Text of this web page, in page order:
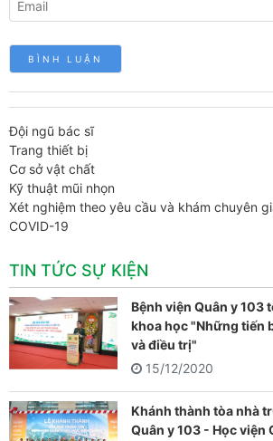
Đội ngũ bác sĩ
Trang thiết bị
Cơ sở vật chất
Kỹ thuật mũi nhọn
Xét nghiệm theo yêu cầu và khám chuyên
COVID-19
TIN TỨC SỰ KIỆN
Bệnh viện Quân y 103
khoa học "Những tiến
và điều trị"
15/12/2020
Khánh thành tòa nhà
Quân y 103 - Học viện